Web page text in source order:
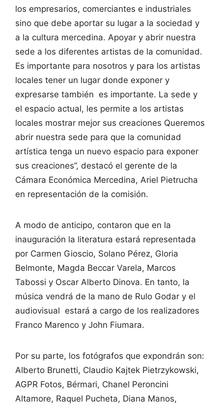
los empresarios, comerciantes e industriales
sino que debe aportar su lugar a la sociedad y
a la cultura mercedina. Apoyar y abrir nuestra
sede a los diferentes artistas de la comunidad.
Es importante para nosotros y para los artistas
locales tener un lugar donde exponer y
expresarse también es importante. La sede y
el espacio actual, les permite a los artistas
locales mostrar mejor sus creaciones Queremos
abrir nuestra sede para que la comunidad
artística tenga un nuevo espacio para exponer
sus creaciones”, destacó el gerente de la
Cámara Económica Mercedina, Ariel Pietrucha
en representación de la comisión.
A modo de anticipo, contaron que en la
inauguración la literatura estará representada
por Carmen Gioscio, Solano Pérez, Gloria
Belmonte, Magda Beccar Varela, Marcos
Tabossi y Oscar Alberto Dinova. En tanto, la
música vendrá de la mano de Rulo Godar y el
audiovisual estará a cargo de los realizadores
Franco Marenco y John Fiumara.
Por su parte, los fotógrafos que expondrán son:
Alberto Brunetti, Claudio Kajtek Pietrzykowski,
AGPR Fotos, Bérmari, Chanel Peroncini
Altamore, Raquel Pucheta, Diana Manos,